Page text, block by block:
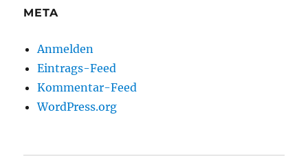
META
Anmelden
Eintrags-Feed
Kommentar-Feed
WordPress.org